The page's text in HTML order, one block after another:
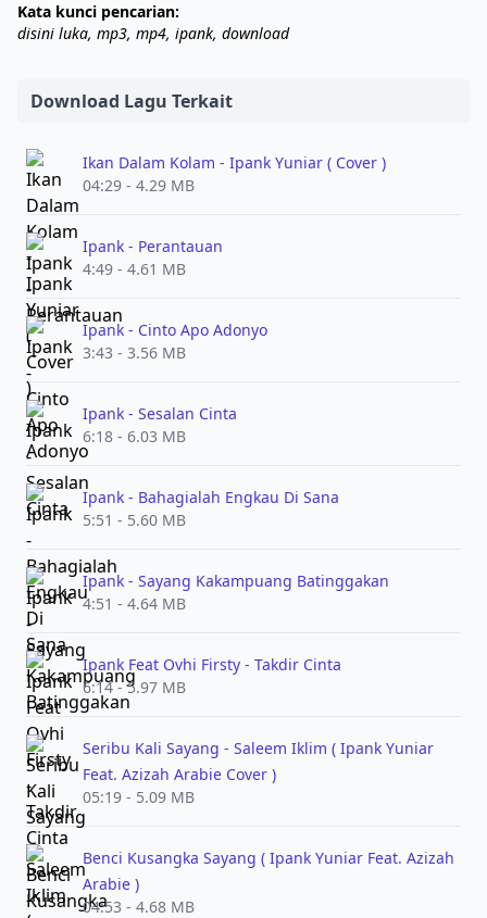
Kata kunci pencarian:
disini luka, mp3, mp4, ipank, download
Download Lagu Terkait
Ikan Dalam Kolam - Ipank Yuniar ( Cover )
04:29 - 4.29 MB
Ipank - Perantauan
4:49 - 4.61 MB
Ipank - Cinto Apo Adonyo
3:43 - 3.56 MB
Ipank - Sesalan Cinta
6:18 - 6.03 MB
Ipank - Bahagialah Engkau Di Sana
5:51 - 5.60 MB
Ipank - Sayang Kakampuang Batinggakan
4:51 - 4.64 MB
Ipank Feat Ovhi Firsty - Takdir Cinta
6:14 - 5.97 MB
Seribu Kali Sayang - Saleem Iklim ( Ipank Yuniar
Feat. Azizah Arabie Cover )
05:19 - 5.09 MB
Benci Kusangka Sayang ( Ipank Yuniar Feat. Azizah
Arabie )
04:53 - 4.68 MB